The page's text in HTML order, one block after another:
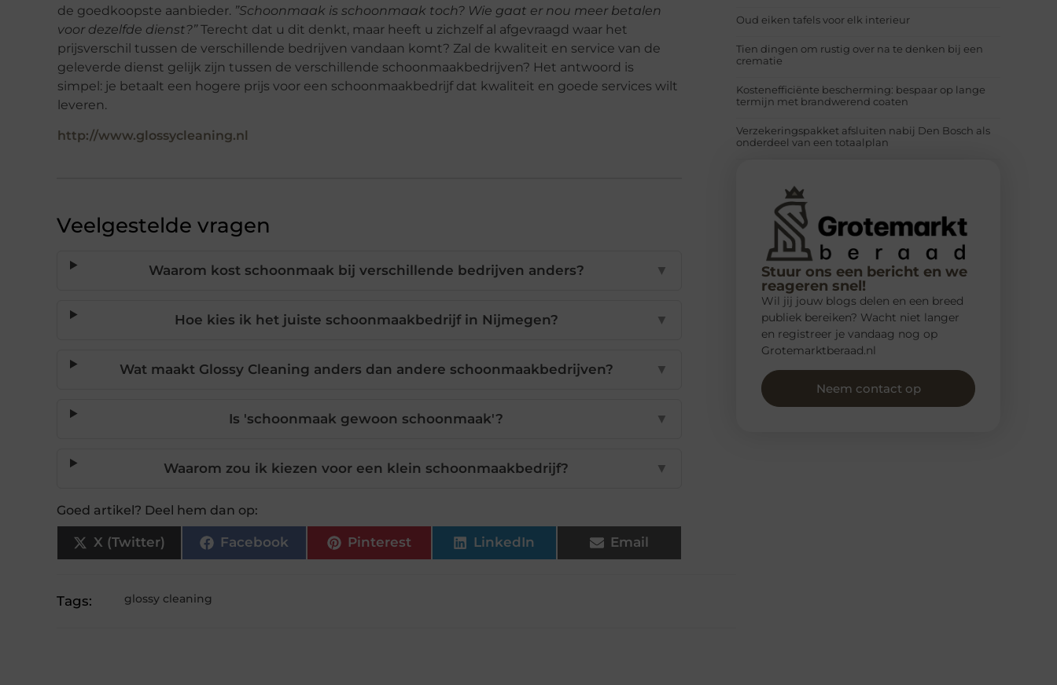
de goedkoopste aanbieder. ”Schoonmaak is schoonmaak toch? Wie gaat er nou meer betalen
voor dezelfde dienst?”Terecht dat u dit denkt, maar heeft u zichzelf al afgevraagd waar het
prijsverschil tussen de verschillende bedrijven vandaan komt? Zal de kwaliteit en service van de
geleverde dienst gelijk zijn tussen de verschillende schoonmaakbedrijven? Het antwoord is
simpel: je betaalt een hogere prijs voor een schoonmaakbedrijf dat kwaliteit en goede services wilt
leveren.
http://www.glossycleaning.nl
Veelgestelde vragen
Waarom kost schoonmaak bij verschillende bedrijven anders? ▼
Hoe kies ik het juiste schoonmaakbedrijf in Nijmegen? ▼
Wat maakt Glossy Cleaning anders dan andere schoonmaakbedrijven? ▼
Is 'schoonmaak gewoon schoonmaak'? ▼
Waarom zou ik kiezen voor een klein schoonmaakbedrijf? ▼
Goed artikel? Deel hem dan op:
X (Twitter) Facebook Pinterest LinkedIn Email
Tags: glossy cleaning
Oud eiken tafels voor elk interieur
Tien dingen om rustig over na te denken bij een
crematie
Kostenefficiënte bescherming: bespaar op lange
termijn met brandwerend coaten
Verzekeringspakket afsluiten nabij Den Bosch als
onderdeel van een totaalplan
Stuur ons een bericht en we
reageren snel!
Wil jij jouw blogs delen en een breed
publiek bereiken? Wacht niet langer
en registreer je vandaag nog op
Grotemarktberaad.nl
Neem contact op